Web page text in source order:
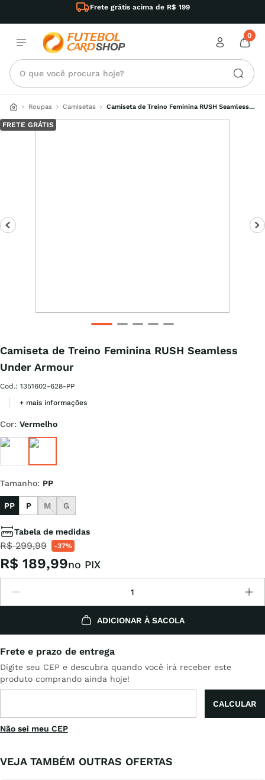
Frete grátis acima de R$ 199
0
O que você procura hoje?
Roupas Camisetas
Camiseta de Treino Feminina RUSH Seamless
FRETE GRÁTIS
Camiseta de Treino Feminina RUSH Seamless
Under Armour
Cod.: 1351602-628-PP
+ mais informações
Cor: Vermelho
Tamanho: PP
PP P M G
Tabela de medidas
R$ 299,99 -37%
R$ 189,99no PIX
ADICIONAR À SACOLA
Não sei meu CEP
VEJA TAMBÉM OUTRAS OFERTAS